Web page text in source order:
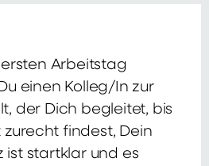
Arbeitstag
einen Kolleg/In zur
der Dich begleitet, bis
zurecht findest, Dein
ist startklar und es